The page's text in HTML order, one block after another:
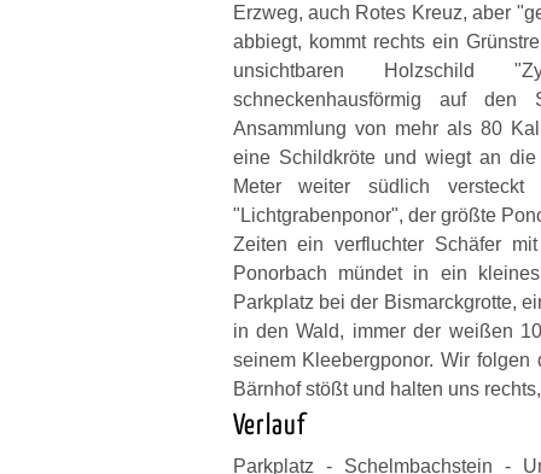
Erzweg, auch Rotes Kreuz, aber
abbiegt, kommt rechts ein
unsichtbaren Holzschild
schneckenhausförmig auf
Ansammlung von mehr als 80
eine Schildkröte und wiegt an
Meter weiter südlich
"Lichtgrabenponor", der größte
Zeiten ein verfluchter Schäfer
Ponorbach mündet in ein
Parkplatz bei der Bismarckgrotte,
in den Wald, immer der weißen
seinem Kleebergponor. Wir
Bärnhof stößt und halten uns
Verlauf
Parkplatz - Schelmbachstein -